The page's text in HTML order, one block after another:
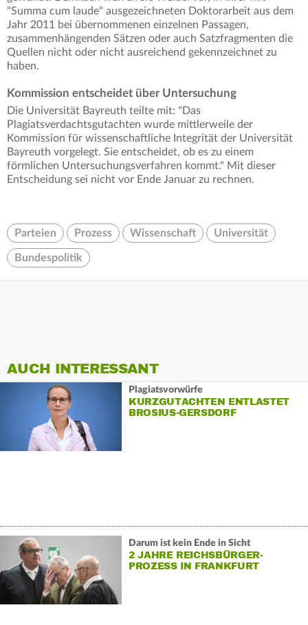
"Summa cum laude" ausgezeichneten Doktorarbeit aus dem
Jahr 2011 bei übernommenen einzelnen Passagen,
zusammenhängenden Sätzen oder auch Satzfragmenten die
Quellen nicht oder nicht ausreichend gekennzeichnet zu
haben.
Kommission entscheidet über Untersuchung
Die Universität Bayreuth teilte mit: "Das
Plagiatsverdachtsgutachten wurde mittlerweile der
Kommission für wissenschaftliche Integrität der Universität
Bayreuth vorgelegt. Sie entscheidet, ob es zu einem
förmlichen Untersuchungsverfahren kommt." Mit dieser
Entscheidung sei nicht vor Ende Januar zu rechnen.
Parteien Prozess Wissenschaft Universität
Bundespolitik
AUCH INTERESSANT
Plagiatsvorwürfe
KURZGUTACHTEN ENTLASTET
BROSIUS-GERSDORF
Darum ist kein Ende in Sicht
2 JAHRE REICHSBÜRGER-
PROZESS IN FRANKFURT